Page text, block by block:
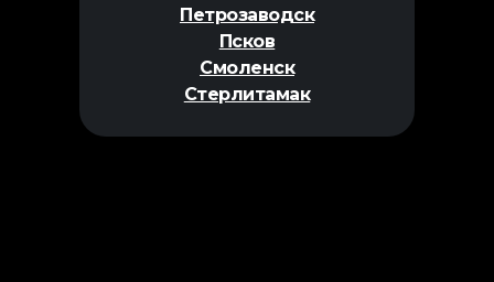
Петрозаводск
Псков
Смоленск
Стерлитамак